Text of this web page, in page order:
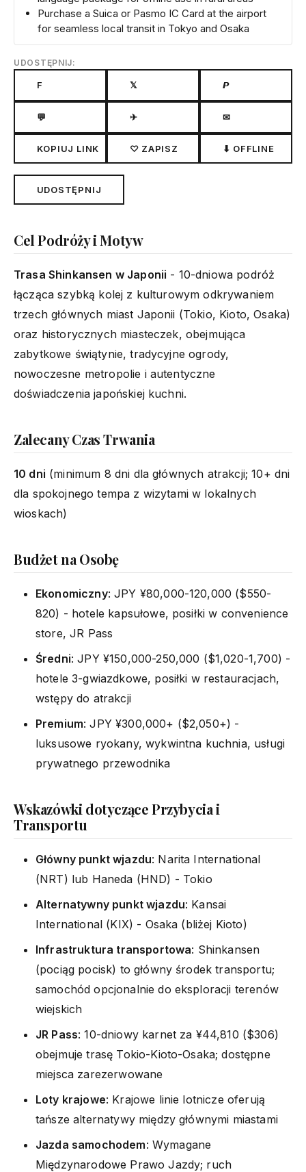
Purchase a Suica or Pasmo IC Card at the airport
for seamless local transit in Tokyo and Osaka
UDOSTĘPNIJ:
F 𝕏 𝙋
💬 ✈ ✉
KOPIUJ LINK ♡ ZAPISZ ⬇ OFFLINE
UDOSTĘPNIJ
Cel Podróży i Motyw
Trasa Shinkansen w Japonii - 10-dniowa podróż
łącząca szybką kolej z kulturowym odkrywaniem
trzech głównych miast Japonii (Tokio, Kioto, Osaka)
oraz historycznych miasteczek, obejmująca
zabytkowe świątynie, tradycyjne ogrody,
nowoczesne metropolie i autentyczne
doświadczenia japońskiej kuchni.
Zalecany Czas Trwania
10 dni (minimum 8 dni dla głównych atrakcji; 10+ dni
dla spokojnego tempa z wizytami w lokalnych
wioskach)
Budżet na Osobę
Ekonomiczny: JPY ¥80,000-120,000 ($550-
820) - hotele kapsułowe, posiłki w convenience
store, JR Pass
Średni: JPY ¥150,000-250,000 ($1,020-1,700) -
hotele 3-gwiazdkowe, posiłki w restauracjach,
wstępy do atrakcji
Premium: JPY ¥300,000+ ($2,050+) -
luksusowe ryokany, wykwintna kuchnia, usługi
prywatnego przewodnika
Wskazówki dotyczące Przybycia i
Transportu
Główny punkt wjazdu: Narita International
(NRT) lub Haneda (HND) - Tokio
Alternatywny punkt wjazdu: Kansai
International (KIX) - Osaka (bliżej Kioto)
Infrastruktura transportowa: Shinkansen
(pociąg pocisk) to główny środek transportu;
samochód opcjonalnie do eksploracji terenów
wiejskich
JR Pass: 10-dniowy karnet za ¥44,810 ($306)
obejmuje trasę Tokio-Kioto-Osaka; dostępne
miejsca zarezerwowane
Loty krajowe: Krajowe linie lotnicze oferują
tańsze alternatywy między głównymi miastami
Jazda samochodem: Wymagane
Międzynarodowe Prawo Jazdy; ruch